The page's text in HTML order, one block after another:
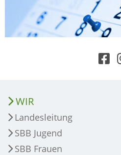
WIR
Landesleitung
SBB Jugend
SBB Frauen